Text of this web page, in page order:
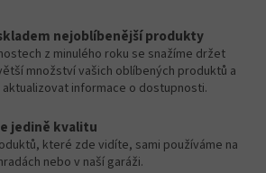
nejoblíbenější produkty
z minulého roku se snažíme držet
množství vašich oblíbených produktů a
informace o dostupnosti.
jedině kvalitu
které zde vidíte, sami používáme na
nebo v naší garáži.